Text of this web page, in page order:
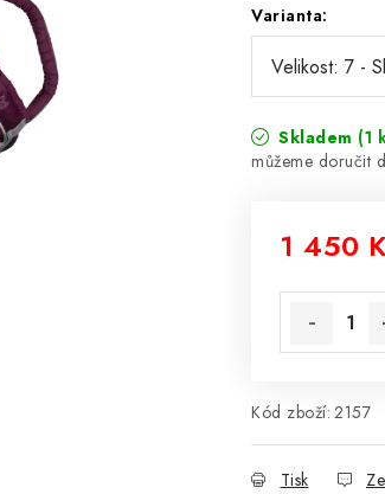
Varianta:
Skladem (1
1 450
Kód zboží: 2157
Tisk